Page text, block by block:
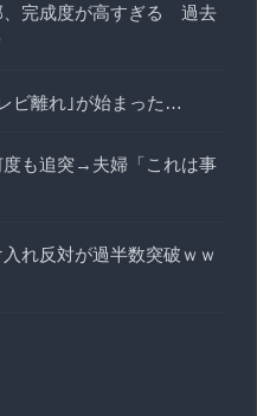
、完成度が高すぎる 過去
ビ離れ｣が始まった…
度も追突→夫婦「これは事
れ反対が過半数突破ｗｗ